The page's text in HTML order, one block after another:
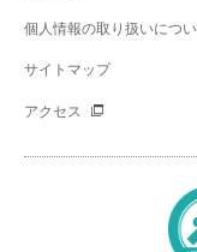
個人情報の取り扱いにつ
サイトマップ
アクセス